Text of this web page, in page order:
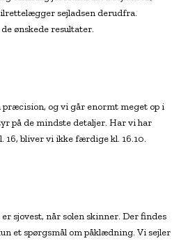
sejladsen derudfra.
ønskede resultater.
præcision, og vi går enormt meget op i
på de mindste detaljer. Har vi har
16, bliver vi ikke færdige kl. 16.10.
sjovest, når solen skinner. Der findes
et spørgsmål om påklædning. Vi sejler